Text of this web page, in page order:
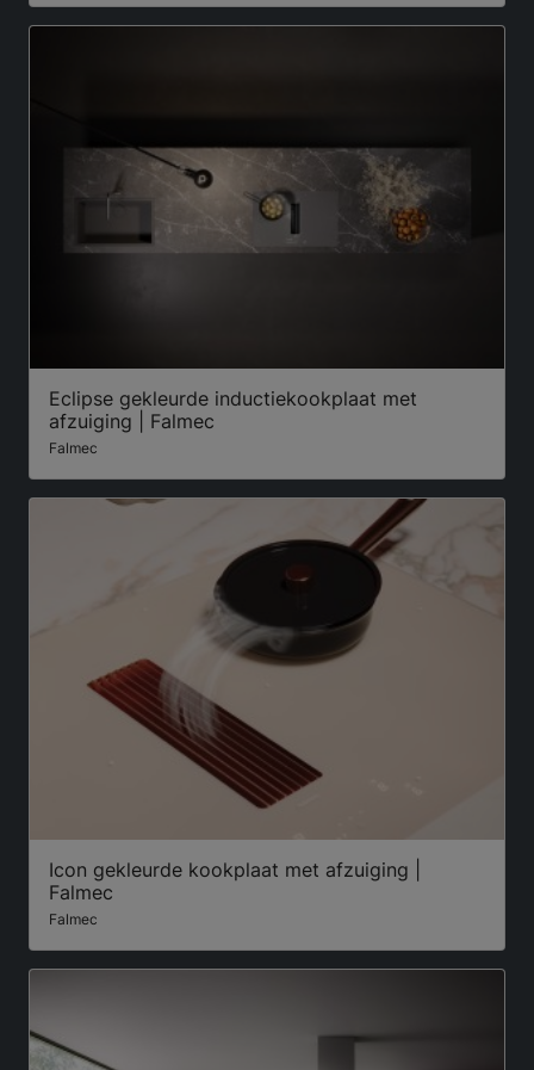
Eclipse gekleurde inductiekookplaat met
afzuiging | Falmec
Falmec
Icon gekleurde kookplaat met afzuiging |
Falmec
Falmec